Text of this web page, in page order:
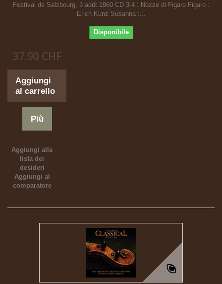
Festival de Salzbourg, 3 août 1960 CD 3-4 : Nozze di Figaro Figaro :
Erich Kunz Susanna :...
Disponibile
37.90 CHF
Aggiungi
al carrello
Più
Aggiungi alla
lista dei
desideri
Aggiungi al
comparatore